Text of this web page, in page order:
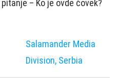
– Ko јe ovde čovek?
Salamander Media
Division, Serbia